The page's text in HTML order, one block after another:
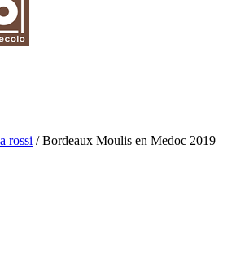
rossi / Bordeaux Moulis en Medoc 2019